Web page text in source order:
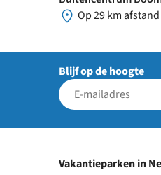
Op 29 km afstand
Blijf op de hoogte
Vakantieparken in